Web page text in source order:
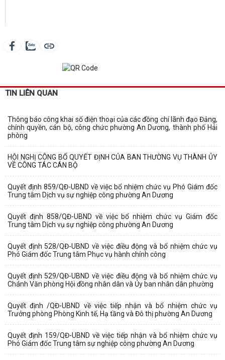
TIN LIÊN QUAN
Thông báo công khai số điện thoại của các đồng chí lãnh đạo Đảng,
chính quyền, cán bộ, công chức phường An Dương, thành phố Hải
phòng
HỘI NGHỊ CÔNG BỐ QUYẾT ĐỊNH CỦA BAN THƯỜNG VỤ THÀNH ỦY
VỀ CÔNG TÁC CÁN BỘ
Quyết định 859/QĐ-UBND về việc bổ nhiệm chức vụ Phó Giám đốc
Trung tâm Dịch vụ sự nghiệp công phường An Dương
Quyết định 858/QĐ-UBND về việc bổ nhiệm chức vụ Giám đốc
Trung tâm Dịch vụ sự nghiệp công phường An Dương
Quyết định 528/QĐ-UBND về việc điều động và bổ nhiệm chức vụ
Phó Giám đốc Trung tâm Phục vụ hành chính công
Quyết định 529/QĐ-UBND về việc điều động và bổ nhiệm chức vụ
Chánh Văn phòng Hội đồng nhân dân và Ủy ban nhân dân phường
Quyết định /QĐ-UBND về việc tiếp nhận và bổ nhiệm chức vụ
Trưởng phòng Phòng Kinh tế, Hạ tầng và Đô thị phường An Dương
Quyết định 159/QĐ-UBND về việc tiếp nhận và bổ nhiệm chức vụ
Phó Giám đốc Trung tâm sự nghiệp công phường An Dương